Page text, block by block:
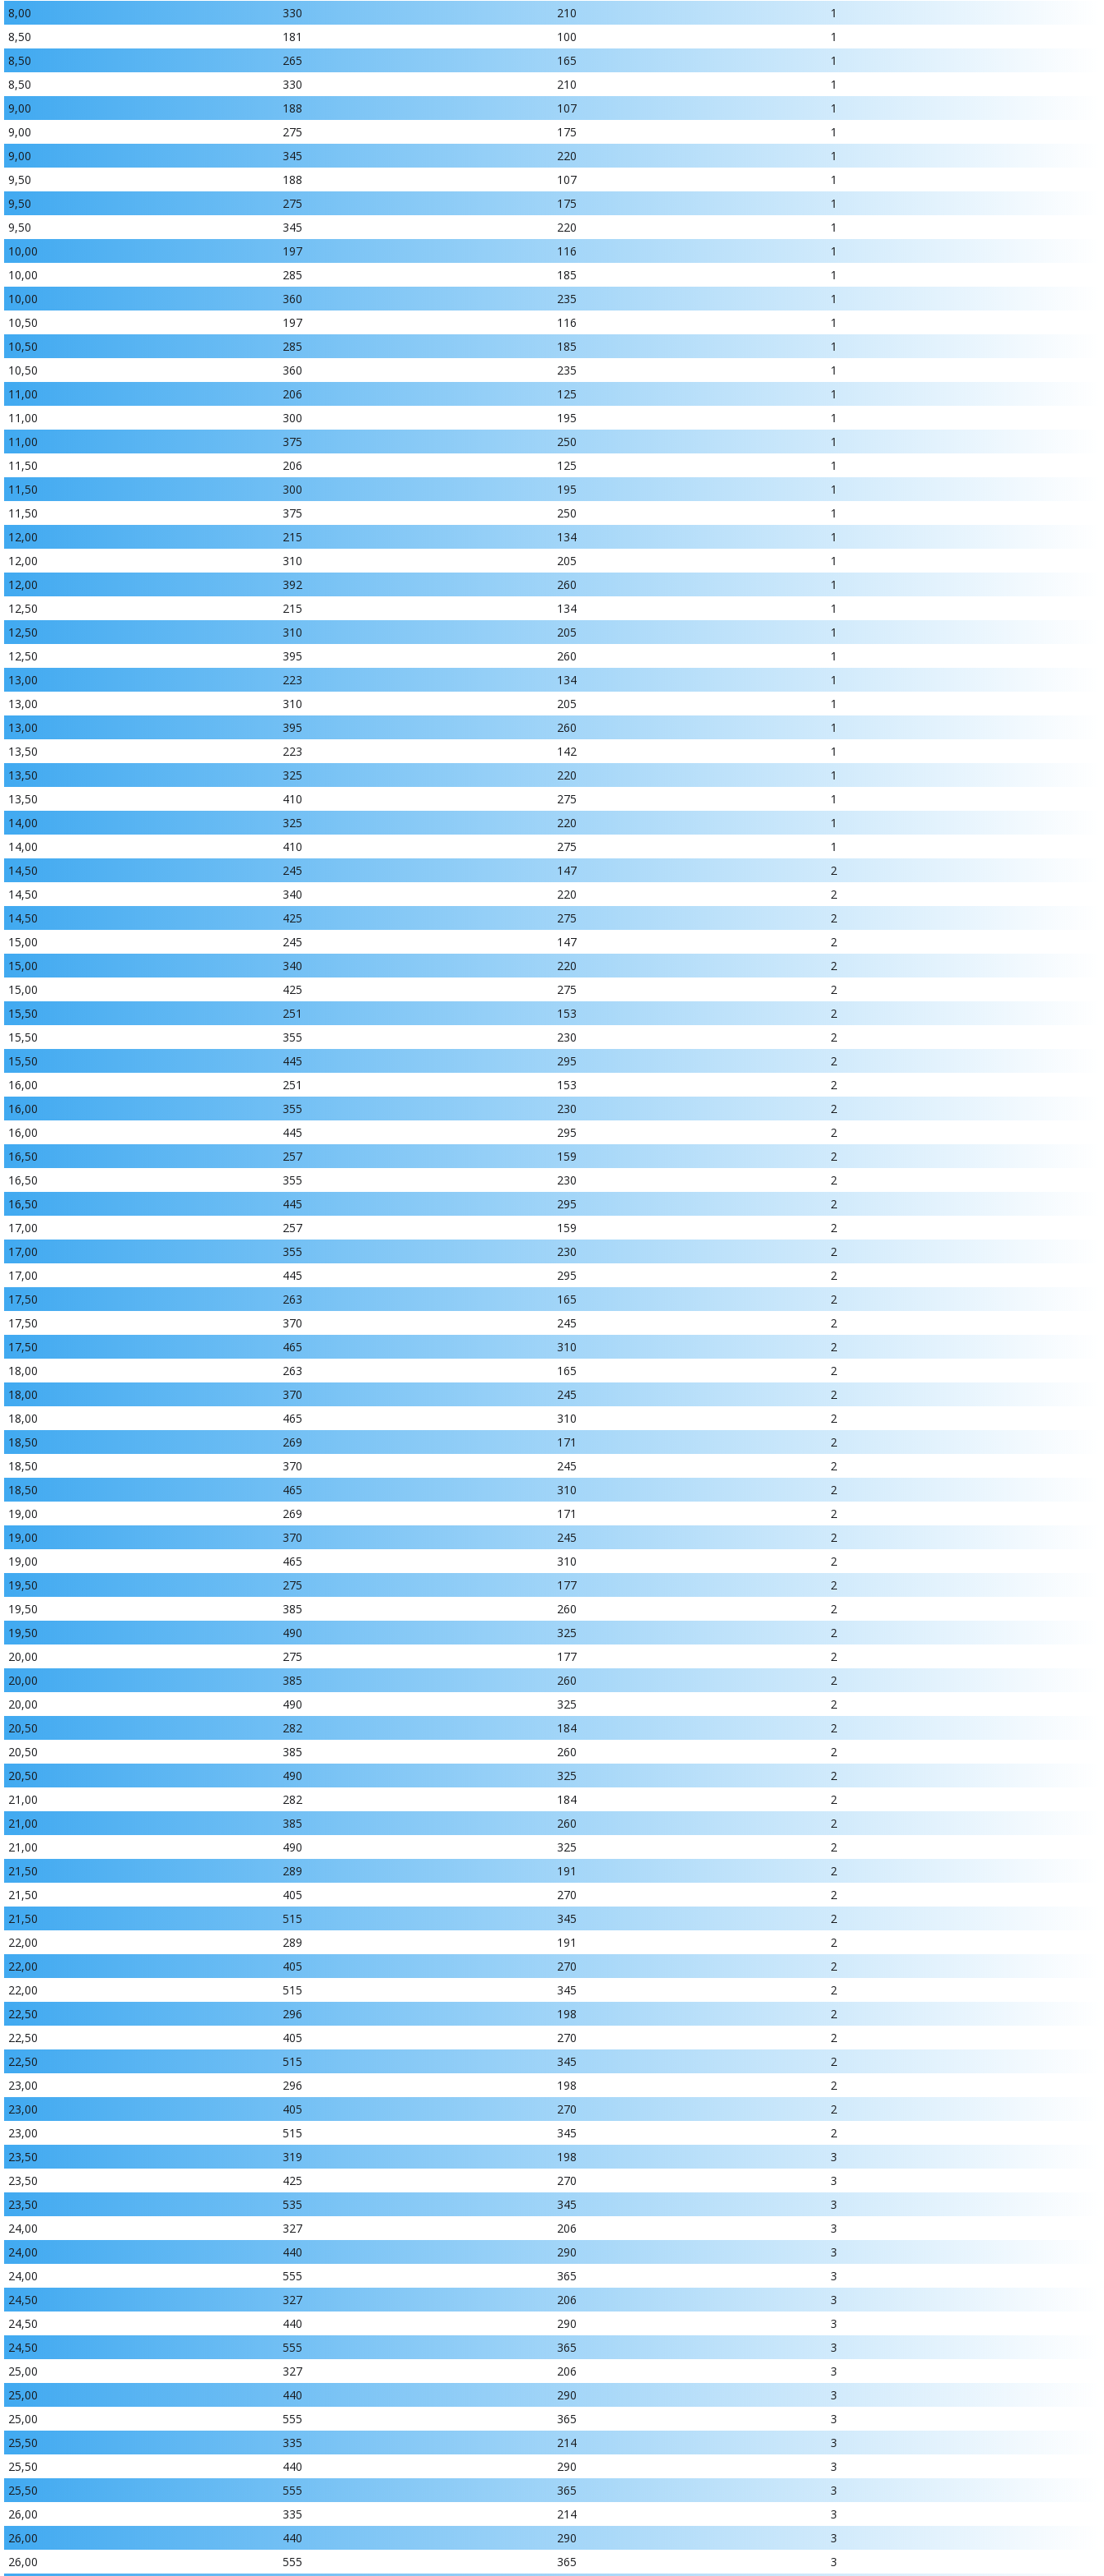
8,00
330 210
1
8,50
181 100
1
8,50
265 165
1
8,50
330 210
1
9,00
188 107
1
9,00
275 175
1
9,00
345 220
1
9,50
188 107
1
9,50
275 175
1
9,50
345 220
1
10,00
197 116
1
10,00
285 185
1
10,00
360 235
1
10,50
197 116
1
10,50
285 185
1
10,50
360 235
1
11,00
206 125
1
11,00
300 195
1
11,00
375 250
1
11,50
206 125
1
11,50
300 195
1
11,50
375 250
1
12,00
215 134
1
12,00
310 205
1
12,00
392 260
1
12,50
215 134
1
12,50
310 205
1
12,50
395 260
1
13,00
223 134
1
13,00
310 205
1
13,00
395 260
1
13,50
223 142
1
13,50
325 220
1
13,50
410 275
1
14,00
325 220
1
14,00
410 275
1
14,50
245 147
2
14,50
340 220
2
14,50
425 275
2
15,00
245 147
2
15,00
340 220
2
15,00
425 275
2
15,50
251 153
2
15,50
355 230
2
15,50
445 295
2
16,00
251 153
2
16,00
355 230
2
16,00
445 295
2
16,50
257 159
2
16,50
355 230
2
16,50
445 295
2
17,00
257 159
2
17,00
355 230
2
17,00
445 295
2
17,50
263 165
2
17,50
370 245
2
17,50
465 310
2
18,00
263 165
2
18,00
370 245
2
18,00
465 310
2
18,50
269 171
2
18,50
370 245
2
18,50
465 310
2
19,00
269 171
2
19,00
370 245
2
19,00
465 310
2
19,50
275 177
2
19,50
385 260
2
19,50
490 325
2
20,00
275 177
2
20,00
385 260
2
20,00
490 325
2
20,50
282 184
2
20,50
385 260
2
20,50
490 325
2
21,00
282 184
2
21,00
385 260
2
21,00
490 325
2
21,50
289 191
2
21,50
405 270
2
21,50
515 345
2
22,00
289 191
2
22,00
405 270
2
22,00
515 345
2
22,50
296 198
2
22,50
405 270
2
22,50
515 345
2
23,00
296 198
2
23,00
405 270
2
23,00
515 345
2
23,50
319 198
3
23,50
425 270
3
23,50
535 345
3
24,00
327 206
3
24,00
440 290
3
24,00
555 365
3
24,50
327 206
3
24,50
440 290
3
24,50
555 365
3
25,00
327 206
3
25,00
440 290
3
25,00
555 365
3
25,50
335 214
3
25,50
440 290
3
25,50
555 365
3
26,00
335 214
3
26,00
440 290
3
26,00
555 365 3